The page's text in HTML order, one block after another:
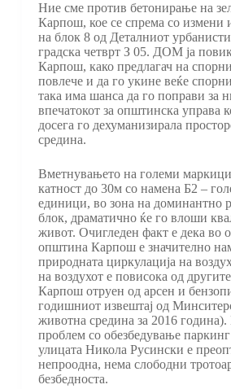
Ние сме против бетонирање на
Карпош, кое се спрема со измени
на блок 8 од Деталниот
градска четврт З 05. ДОМ ја
Карпош, како предлагач на
повлече и да го укине веќе
така има шанса да го поправи за
впечатокот за општинска управа
досега го дехуманизирала
средина.
Вметнувањето на големи маркици
катност до 30м со намена Б2 –
единици, во зона на доминантно
блок, драматично ќе го влоши
живот. Очигледен факт е дека во
општина Карпош е значително
природната циркулација на
на воздухот е повисока од
Карпош отруен од арсен и
годишниот извештај од
животна средина за 2016
проблем со обезбедување
улицата Никола Русински е
непроодна, нема слободни
безбедноста.